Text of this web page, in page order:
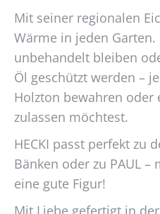
Mit seiner regionalen
Wärme in jeden
unbehandelt bleiben
Öl geschützt werden –
Holzton bewahren oder
zulassen möchtest.
HECKI passt perfekt zu
Bänken oder zu PAUL
eine gute Figur!
Mit Liebe gefertigt in